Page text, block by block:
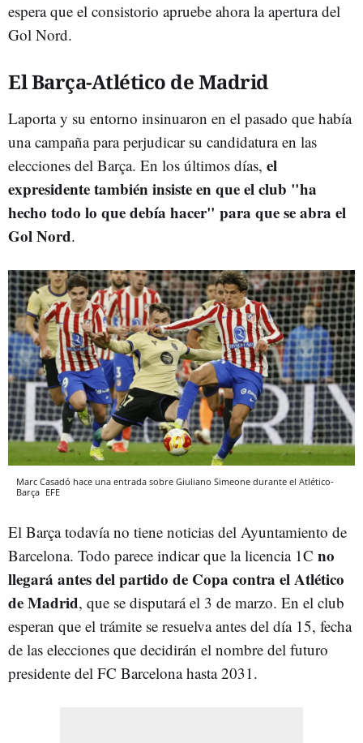
espera que el consistorio apruebe ahora la apertura del
Gol Nord.
El Barça-Atlético de Madrid
Laporta y su entorno insinuaron en el pasado que había
una campaña para perjudicar su candidatura en las
elecciones del Barça. En los últimos días, el
expresidente también insiste en que el club "ha
hecho todo lo que debía hacer" para que se abra el
Gol Nord.
Marc Casadó hace una entrada sobre Giuliano Simeone durante el Atlético-
Barça EFE
El Barça todavía no tiene noticias del Ayuntamiento de
Barcelona. Todo parece indicar que la licencia 1C no
llegará antes del partido de Copa contra el Atlético
de Madrid, que se disputará el 3 de marzo. En el club
esperan que el trámite se resuelva antes del día 15, fecha
de las elecciones que decidirán el nombre del futuro
presidente del FC Barcelona hasta 2031.